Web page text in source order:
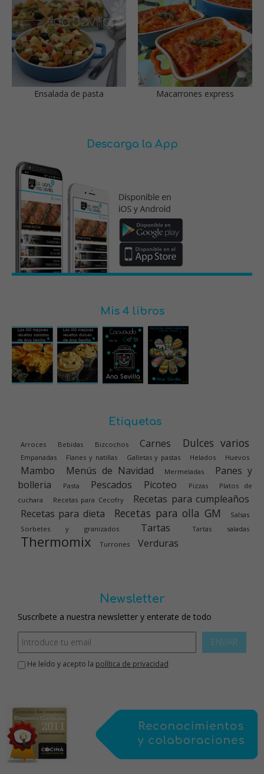
Ensalada de pasta Macarrones express
Descarga la App
Mis 4 libros
Etiquetas
Arroces Bebidas Bizcochos Carnes Dulces varios
Empanadas Flanes y natillas Galletas y pastas Helados Huevos
Mambo Menús de Navidad Mermeladas
Panes y
bolleria
Pasta Pescados Picoteo Pizzas
Platos de
cuchara
Recetas para Cecofry
Recetas para cumpleaños
Recetas para dieta
Recetas para olla GM
Salsas
Sorbetes y granizados
Tartas Tartas saladas
Thermomix Turrones Verduras
Newsletter
Suscríbete a nuestra newsletter y enterate de todo
ENVIAR
He leído y acepto la política de privacidad